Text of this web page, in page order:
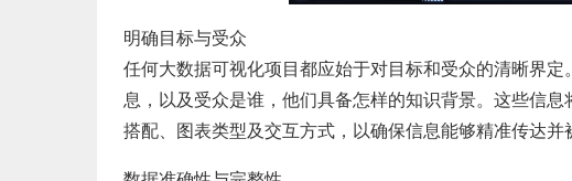
明确目标与受众
任何大数据可视化项目都应始于对目标和受众的清晰界
息，以及受众是谁，他们具备怎样的知识背景。这些信
搭配、图表类型及交互方式，以确保信息能够精准传达并